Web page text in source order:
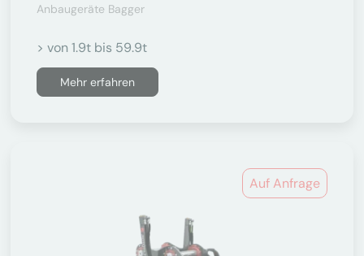
Anbaugeräte Bagger
> von 1.9t bis 59.9t
Mehr erfahren
Auf Anfrage